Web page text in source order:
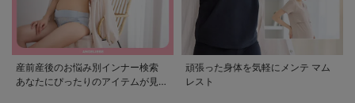
産前産後のお悩み別インナー検索
あなたにぴったりのアイテムが見つ
頑張った身体を気軽にメンテ マム
レスト